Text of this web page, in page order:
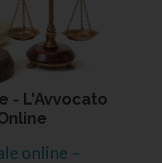
- L'Avvocato
online –